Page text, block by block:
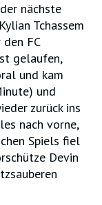
nächste
Tchassem
FC
gelaufen,
und kam
und
zurück ins
nach vorne,
Spiels fiel
Devin